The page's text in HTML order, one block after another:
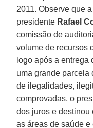
2011. Observe que
presidente Rafael
comissão de
volume de recursos
logo após a
uma grande parcela
de ilegalidades,
comprovadas, o
dos juros e destinou
as áreas de saúde